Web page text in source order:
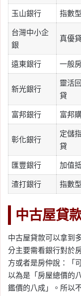
玉山銀行 指數
台灣中小企
銀
真優
遠東銀行 一般
新光銀行
靈活
貸
富邦銀行 富邦
彰化銀行
定儲
貸
匯豐銀行 加值
渣打銀行
指數
中古屋貸
中古屋貸款可以拿到
分主要需看銀行對於
方或者是房仲說：「
以為是「房屋總價的
鑑價的八成」。所以